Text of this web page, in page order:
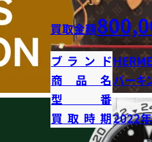
買取金額
ブランド
商品名バーキ
型番
買取時期2022